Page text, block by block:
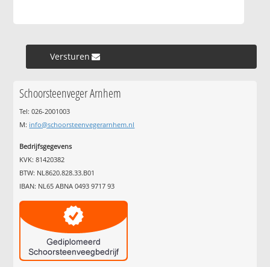
Versturen »
Schoorsteenveger Arnhem
Tel: 026-2001003
M: info@schoorsteenvegerarnhem.nl
Bedrijfsgegevens
KVK: 81420382
BTW: NL8620.828.33.B01
IBAN: NL65 ABNA 0493 9717 93